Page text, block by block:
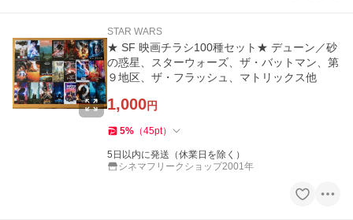
STAR WARS
★ SF 映画チラシ100種セット★ デューン／砂
の惑星、スターウォーズ、ザ・バットマン、第
９地区、ザ・フラッシュ、マトリックス他
1,000円
5% （45pt）
5日以内に発送（休業日を除く）
シネマフリークショップ2001年